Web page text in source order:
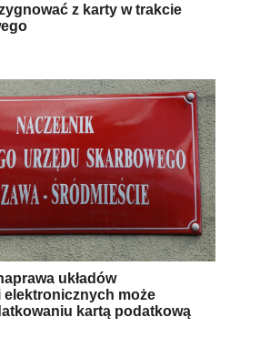
z karty w trakcie
układów
może
kartą podatkową